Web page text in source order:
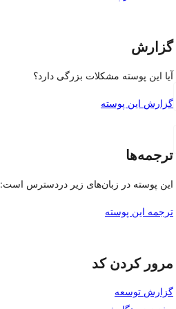
گزارش
آیا این پوسته مشکلات بزرگی دارد؟
گزارش این پوسته
ترجمه‌ها
این پوسته در زبان‌های زیر دردسترس است:
ترجمه این پوسته
مرور کردن کد
گزارش توسعه